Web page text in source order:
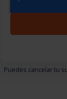
Puedes cancelar tu